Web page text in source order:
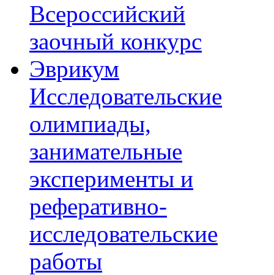
Всероссийский
заочный конкурс
Эврикум
Исследовательские
олимпиады,
занимательные
эксперименты и
реферативно-
исследовательские
работы